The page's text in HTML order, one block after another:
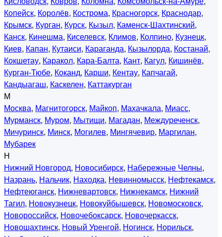
Копейск, Королёв, Кострома, Красногорск, Краснодар,
Крымск, Курган, Курск, Кызыл, Каменск-Шахтинский,
Канск, Кинешма, Киселевск, Климов, Колпино, Кузнецк,
Киев, Капан, Кутаиси, Караганда, Кызылорда, Костанай,
Кокшетау, Каракол, Кара-Балта, Кант, Кагул, Кишинёв,
Курган-Тюбе, Коканд, Карши, Кентау, Капчагай,
Кандыагаш, Каскелен, Каттакурган
М
Москва, Магнитогорск, Майкоп, Махачкала, Миасс,
Мурманск, Муром, Мытищи, Магадан, Междуреченск,
Мичуринск, Минск, Могилев, Мингячевир, Маргилан,
Мубарек
Н
Нижний Новгород, Новосибирск, Набережные Челны,
Назрань, Нальчик, Находка, Невинномысск, Нефтекамск,
Нефтеюганск, Нижневартовск, Нижнекамск, Нижний
Тагил, Новокузнецк, Новокуйбышевск, Новомосковск,
Новороссийск, Новочебоксарск, Новочеркасск,
Новошахтинск, Новый Уренгой, Ногинск, Норильск,